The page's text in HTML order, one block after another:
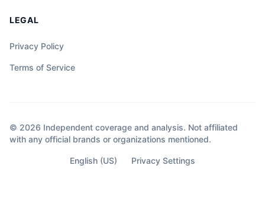
LEGAL
Privacy Policy
Terms of Service
© 2026 Independent coverage and analysis. Not affiliated
with any official brands or organizations mentioned.
English (US) Privacy Settings